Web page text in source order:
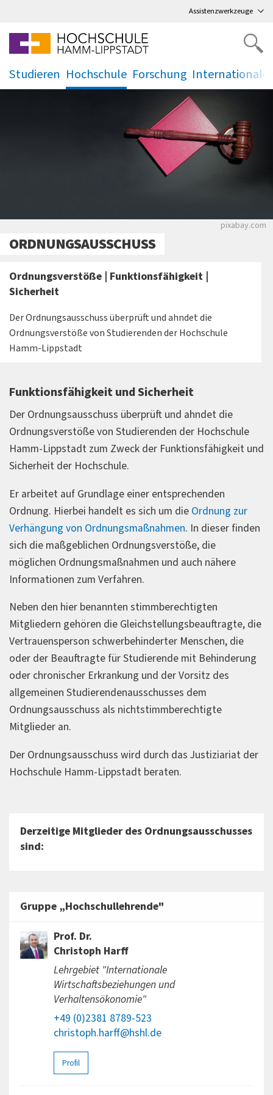
Assistenzwerkzeuge
Studieren
.
Hochschule
.
Forschung
. .
Ein
pixabay.com
ORDNUNGSAUSSCHUSS
Ordnungsverstöße | Funktionsfähigkeit |
Sicherheit
Der Ordnungsausschuss überprüft und ahndet die
Ordnungsverstöße von Studierenden der Hochschule
Hamm-Lippstadt
Funktionsfähigkeit und Sicherheit
Der Ordnungsausschuss überprüft und ahndet die
Ordnungsverstöße von Studierenden der Hochschule
Hamm-Lippstadt zum Zweck der Funktionsfähigkeit und
Sicherheit der Hochschule.
Er arbeitet auf Grundlage einer entsprechenden
Ordnung. Hierbei handelt es sich um die Ordnung zur
Verhängung von Ordnungsmaßnahmen. In dieser finden
sich die maßgeblichen Ordnungsverstöße, die
möglichen Ordnungsmaßnahmen und auch nähere
Informationen zum Verfahren.
Neben den hier benannten stimmberechtigten
Mitgliedern gehören die Gleichstellungsbeauftragte, die
Vertrauensperson schwerbehinderter Menschen, die
oder der Beauftragte für Studierende mit Behinderung
oder chronischer Erkrankung und der Vorsitz des
allgemeinen Studierendenausschusses dem
Ordnungsausschuss als nichtstimmberechtigte
Mitglieder an.
Der Ordnungsausschuss wird durch das Justiziariat der
Hochschule Hamm-Lippstadt beraten.
Derzeitige Mitglieder des Ordnungsausschusses
sind:
Gruppe „Hochschullehrende"
Prof. Dr.
Christoph Harff
Lehrgebiet "Internationale
Wirtschaftsbeziehungen und
Verhaltensökonomie"
+49 (0)2381 8789-523
christoph.harff@hshl.de
Profil